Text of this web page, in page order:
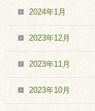
2024年1月
2023年12月
2023年11月
2023年10月